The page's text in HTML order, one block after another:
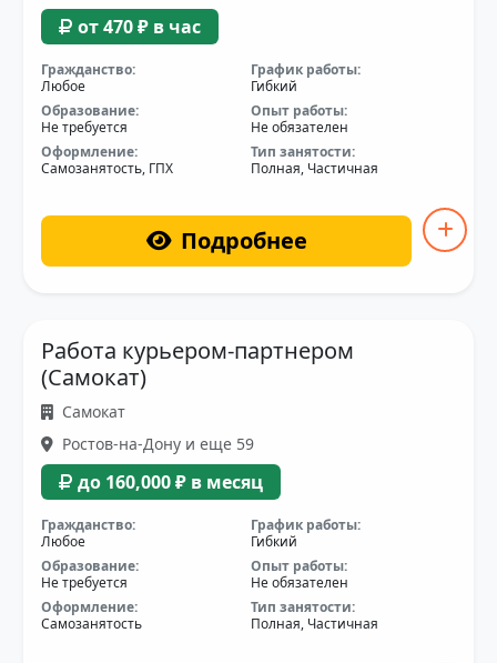
от 470 ₽ в час
Гражданство:
Любое
График работы:
Гибкий
Образование:
Не требуется
Опыт работы:
Не обязателен
Оформление:
Самозанятость, ГПХ
Тип занятости:
Полная, Частичная
Подробнее
Работа курьером-партнером
(Самокат)
Самокат
Ростов-на-Дону и еще 59
до 160,000 ₽ в месяц
Гражданство:
Любое
График работы:
Гибкий
Образование:
Не требуется
Опыт работы:
Не обязателен
Оформление:
Самозанятость
Тип занятости:
Полная, Частичная